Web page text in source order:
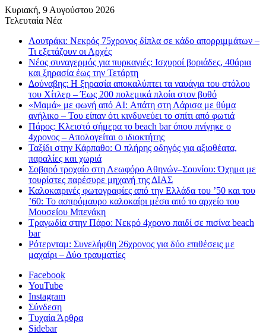
Κυριακή, 9 Αυγούστου 2026
Τελευταία Νέα
Λουτράκι: Νεκρός 75χρονος δίπλα σε κάδο απορριμμάτων –
Τι εξετάζουν οι Αρχές
Νέος συναγερμός για πυρκαγιές: Ισχυροί βοριάδες, 40άρια
και ξηρασία έως την Τετάρτη
Δούναβης: Η ξηρασία αποκαλύπτει τα ναυάγια του στόλου
του Χίτλερ – Έως 200 πολεμικά πλοία στον βυθό
«Μαμά» με φωνή από AI: Απάτη στη Λάρισα με θύμα
ανήλικο – Του είπαν ότι κινδυνεύει το σπίτι από φωτιά
Πάρος: Κλειστό σήμερα το beach bar όπου πνίγηκε ο
4χρονος – Απολογείται ο ιδιοκτήτης
Ταξίδι στην Κάρπαθο: Ο πλήρης οδηγός για αξιοθέατα,
παραλίες και χωριά
Σοβαρό τροχαίο στη Λεωφόρο Αθηνών–Σουνίου: Όχημα με
τουρίστες παρέσυρε μηχανή της ΔΙΑΣ
Καλοκαιρινές φωτογραφίες από την Ελλάδα του ’50 και του
’60: Το ασπρόμαυρο καλοκαίρι μέσα από το αρχείο του
Μουσείου Μπενάκη
Τραγωδία στην Πάρο: Νεκρό 4χρονο παιδί σε πισίνα beach
bar
Ρότερνταμ: Συνελήφθη 26χρονος για δύο επιθέσεις με
μαχαίρι – Δύο τραυματίες
Facebook
YouTube
Instagram
Σύνδεση
Τυχαία Άρθρα
Sidebar